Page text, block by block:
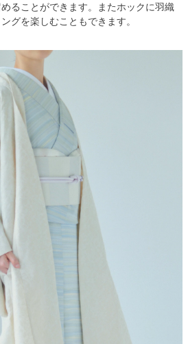
ることができます。またホックに羽織
グを楽しむこともできます。